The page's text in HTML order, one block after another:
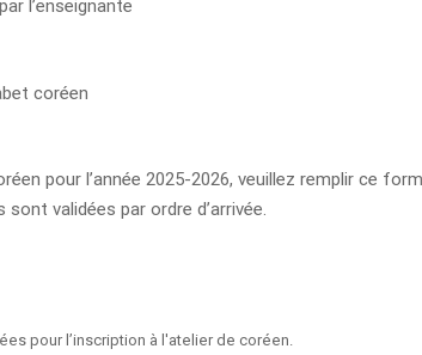
l’enseignante
coréen
pour l’année 2025-2026, veuillez remplir ce
validées par ordre d’arrivée.
pour l’inscription à l'atelier de coréen.